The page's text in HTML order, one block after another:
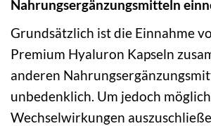
Nahrungsergänzungsmitteln
Grundsätzlich ist die Einnahme
Premium Hyaluron Kapseln
anderen
unbedenklich. Um jedoch
Wechselwirkungen